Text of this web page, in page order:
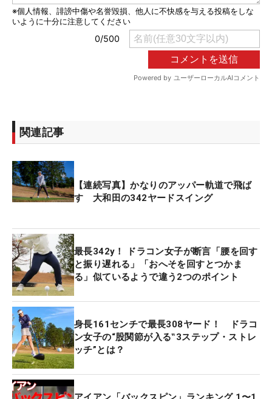
関連記事
【連続写真】かなりのアッパー軌道で飛ば
す 大和田の342ヤードスイング
最長342y！ ドラコン女子が断言「腰を回す
と振り遅れる」「おへそを回すとつかま
る」似ているようで違う2つのポイント
身長161センチで最長308ヤード！ ドラコ
ン女子の“股関節が入る‟3ステップ・ストレ
ッチ”とは？